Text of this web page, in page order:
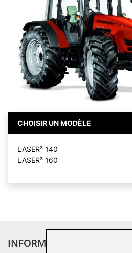
CHOISIR UN MODÈLE
LASER³ 140
LASER³ 160
INFORMATIONS